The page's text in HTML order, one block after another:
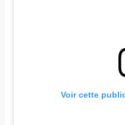
Voir cette